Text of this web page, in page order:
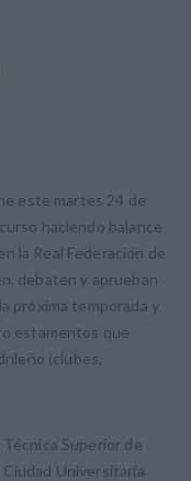
este martes 24 de
haciendo balance
la Real Federación de
debaten y aprueban
próxima temporada y
estamentos que
(clubes,
Superior de
Universitaria